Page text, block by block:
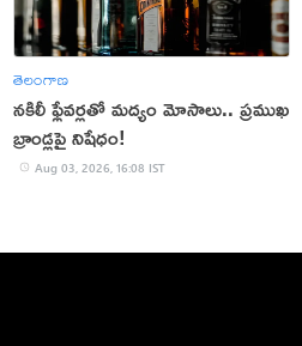
తెలంగాణ
నకిలీ ఫ్లేవర్లతో మద్యం మోసాలు.. ప్రముఖ
బ్రాండ్లపై నిషేధం!
Aug 03, 2026, 16:08 IST